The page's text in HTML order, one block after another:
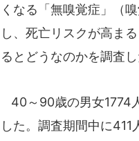
くなる「無嗅覚症」（
し、死亡リスクが高ま
るとどうなのかを調査し
40～90歳の男女1774
した。調査期間中に